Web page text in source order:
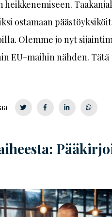
heikkenemiseen.
ostamaan
Olemme jo nyt
EU-maihin nähden. Tätä